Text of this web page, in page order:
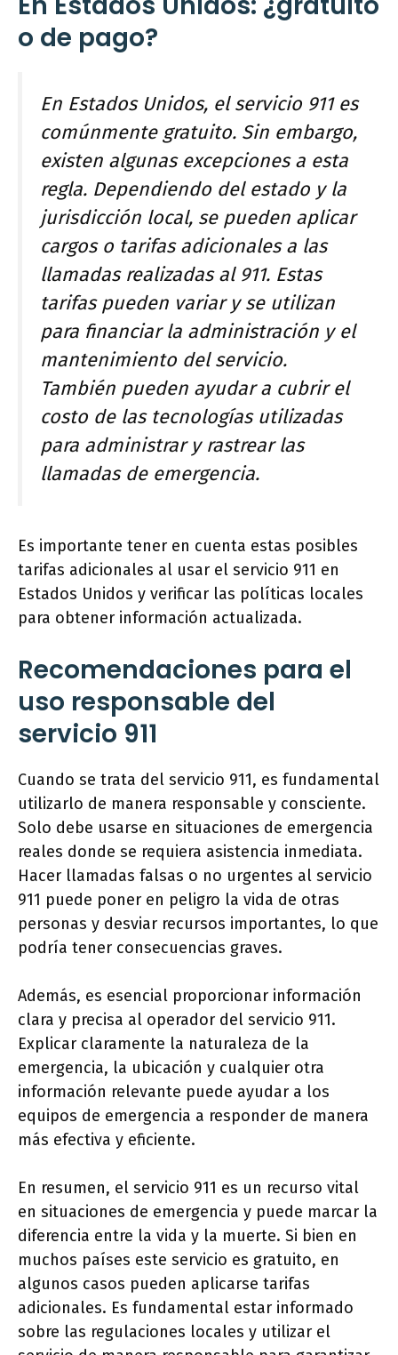
o de pago?
En Estados Unidos, el servicio 911 es
comúnmente gratuito. Sin embargo,
existen algunas excepciones a esta
regla. Dependiendo del estado y la
jurisdicción local, se pueden aplicar
cargos o tarifas adicionales a las
llamadas realizadas al 911. Estas
tarifas pueden variar y se utilizan
para financiar la administración y el
mantenimiento del servicio.
También pueden ayudar a cubrir el
costo de las tecnologías utilizadas
para administrar y rastrear las
llamadas de emergencia.
Es importante tener en cuenta estas posibles
tarifas adicionales al usar el servicio 911 en
Estados Unidos y verificar las políticas locales
para obtener información actualizada.
Recomendaciones para el
uso responsable del
servicio 911
Cuando se trata del servicio 911, es fundamental
utilizarlo de manera responsable y consciente.
Solo debe usarse en situaciones de emergencia
reales donde se requiera asistencia inmediata.
Hacer llamadas falsas o no urgentes al servicio
911 puede poner en peligro la vida de otras
personas y desviar recursos importantes, lo que
podría tener consecuencias graves.
Además, es esencial proporcionar información
clara y precisa al operador del servicio 911.
Explicar claramente la naturaleza de la
emergencia, la ubicación y cualquier otra
información relevante puede ayudar a los
equipos de emergencia a responder de manera
más efectiva y eficiente.
En resumen, el servicio 911 es un recurso vital
en situaciones de emergencia y puede marcar la
diferencia entre la vida y la muerte. Si bien en
muchos países este servicio es gratuito, en
algunos casos pueden aplicarse tarifas
adicionales. Es fundamental estar informado
sobre las regulaciones locales y utilizar el